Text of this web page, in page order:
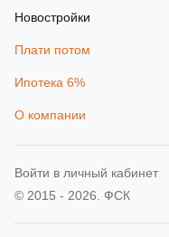
Новостройки
Плати потом
Ипотека 6%
О компании
© 2015 - 2026. ФСК
Войти в личный кабинет